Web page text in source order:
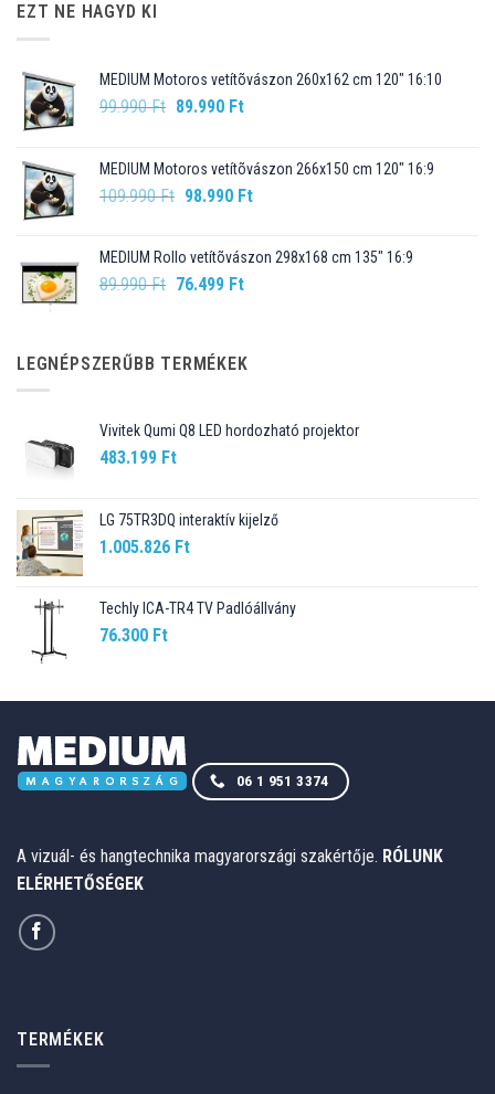
EZT NE HAGYD KI
MEDIUM Motoros vetítõvászon 260x162 cm 120" 16:10
99.990Ft Original
99.990 Ft.
89.990 FtCurrent
89.990 Ft.
MEDIUM Motoros vetítõvászon 266x150 cm 120" 16:9
109.990Ft Original
109.990 Ft.
98.990 FtCurrent
98.990 Ft.
MEDIUM Rollo vetítõvászon 298x168 cm 135" 16:9
89.990Ft Original
89.990 Ft.
76.499 FtCurrent
76.499 Ft.
LEGNÉPSZERŰBB TERMÉKEK
Vivitek Qumi Q8 LED hordozható projektor
483.199 Ft
LG 75TR3DQ interaktív kijelző
1.005.826 Ft
Techly ICA-TR4 TV Padlóállvány
76.300 Ft
06 1 951 3374
A vizuál- és hangtechnika magyarországi szakértője. RÓLUNK
ELÉRHETŐSÉGEK
TERMÉKEK